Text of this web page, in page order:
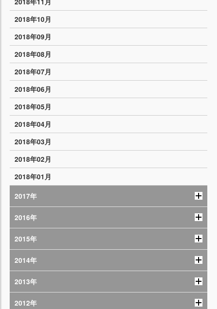
2018年10月
2018年09月
2018年08月
2018年07月
2018年06月
2018年05月
2018年04月
2018年03月
2018年02月
2018年01月
2017年
2016年
2015年
2014年
2013年
2012年